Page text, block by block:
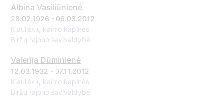
Albina Vasiliūnienė
28.02.1926 - 06.03.2012
Kiauliškių kaimo kapinės
Biržų rajono savivaldybė
Valerija Dūminienė
12.03.1932 - 07.11.2012
Kiauliškių kaimo kapinės
Biržų rajono savivaldybė